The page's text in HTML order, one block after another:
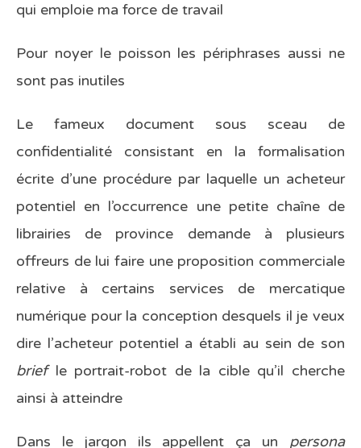
qui emploie ma force de travail
Pour noyer le poisson les périphrases aussi ne
sont pas inutiles
Le fameux document sous sceau de
confidentialité consistant en la formalisation
écrite d’une procédure par laquelle un acheteur
potentiel en l’occurrence une petite chaîne de
librairies de province demande à plusieurs
offreurs de lui faire une proposition commerciale
relative à certains services de mercatique
numérique pour la conception desquels il je veux
dire l’acheteur potentiel a établi au sein de son
briefle portrait-robot de la cible qu’il cherche
ainsi à atteindre
Dans le jargon ils appellent ça un persona